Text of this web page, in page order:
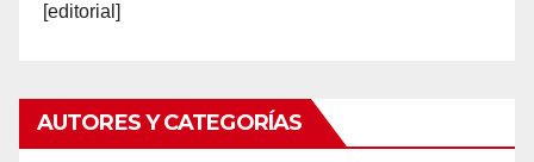
[editorial]
AUTORES Y CATEGORÍAS